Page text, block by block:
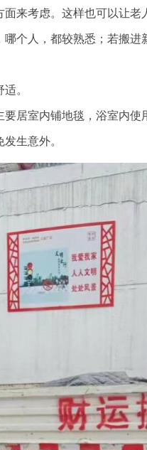
来考虑。这样也可以让老
个人，都较熟悉；若搬
。
居室内铺地毯，浴室内使
生意外。